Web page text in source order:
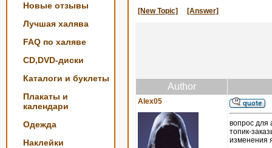
Новые отзывы
Лучшая халява
FAQ по халяве
CD,DVD-диски
Каталоги и буклеты
Плакаты и
календари
Одежда
Наклейки
[New Topic] [Answer]
Author
Alex05
вопрос для
топик-
изменения